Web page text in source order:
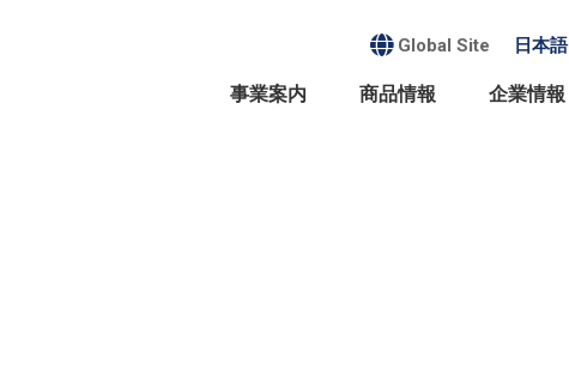
Global Site 日本語
事業案内 商品情報 企業情報